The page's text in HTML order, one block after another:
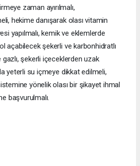
zaman ayırılmalı,
hekime danışarak olası vitamin
yapılmalı, kemik ve eklemlerde
açabilecek şekerli ve karbonhidratlı
şekerli içeceklerden uzak
yeterli su içmeye dikkat edilmeli,
yönelik olası bir şikayet ihmal
başvurulmalı.